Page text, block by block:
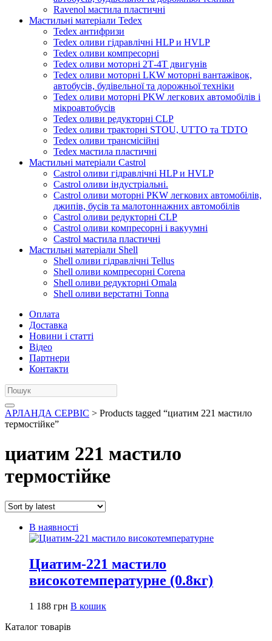
Ravenol мастила пластичні
Мастильні матеріали Tedex
Tedex антифризи
Tedex оливи гідравлічні HLP и HVLP
Tedex оливи компресорні
Tedex оливи моторні 2Т-4Т двигунів
Tedex оливи моторні LKW моторні вантажівок,
автобусів, будівельної та дорожньої техніки
Tedex оливи моторні PKW легкових автомобілів і
мікроавтобусів
Tedex оливи редукторні CLP
Tedex оливи тракторні STOU, UTTO та TDTO
Tedex оливи трансмісійні
Tedex мастила пластичні
Мастильні матеріали Castrol
Castrol оливи гідравлічні HLP и HVLP
Castrol оливи індустріальні.
Castrol оливи моторні PKW легкових автомобілів,
джипів, бусів та малотоннажних автомобілів
Castrol оливи редукторні CLP
Castrol оливи компресорні і вакуумні
Castrol мастила пластичні
Мастильні матеріали Shell
Shell оливи гідравлічні Tellus
Shell оливи компресорні Corena
Shell оливи редукторні Omala
Shell оливи верстатні Tonna
Оплата
Доставка
Новини і статті
Відео
Партнери
Контакти
АРЛАНДА СЕРВІС > Products tagged “циатим 221 мастило
термостійке”
циатим 221 мастило
термостійке
В наявності
Циатим-221 мастило
високотемпературне (0.8кг)
1 188 грн В кошик
Каталог товарів